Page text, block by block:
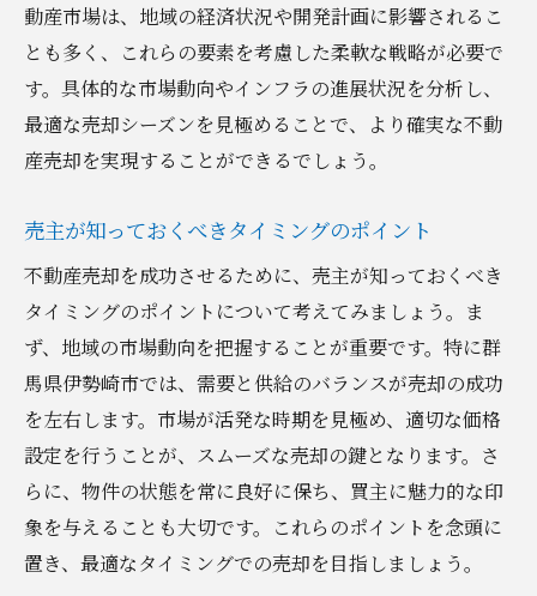
動産市場は、地域の経済状況や開発計画に影響されるこ
とも多く、これらの要素を考慮した柔軟な戦略が必要で
す。具体的な市場動向やインフラの進展状況を分析し、
最適な売却シーズンを見極めることで、より確実な不動
産売却を実現することができるでしょう。
売主が知っておくべきタイミングのポイント
不動産売却を成功させるために、売主が知っておくべき
タイミングのポイントについて考えてみましょう。ま
ず、地域の市場動向を把握することが重要です。特に群
馬県伊勢崎市では、需要と供給のバランスが売却の成功
を左右します。市場が活発な時期を見極め、適切な価格
設定を行うことが、スムーズな売却の鍵となります。さ
らに、物件の状態を常に良好に保ち、買主に魅力的な印
象を与えることも大切です。これらのポイントを念頭に
置き、最適なタイミングでの売却を目指しましょう。